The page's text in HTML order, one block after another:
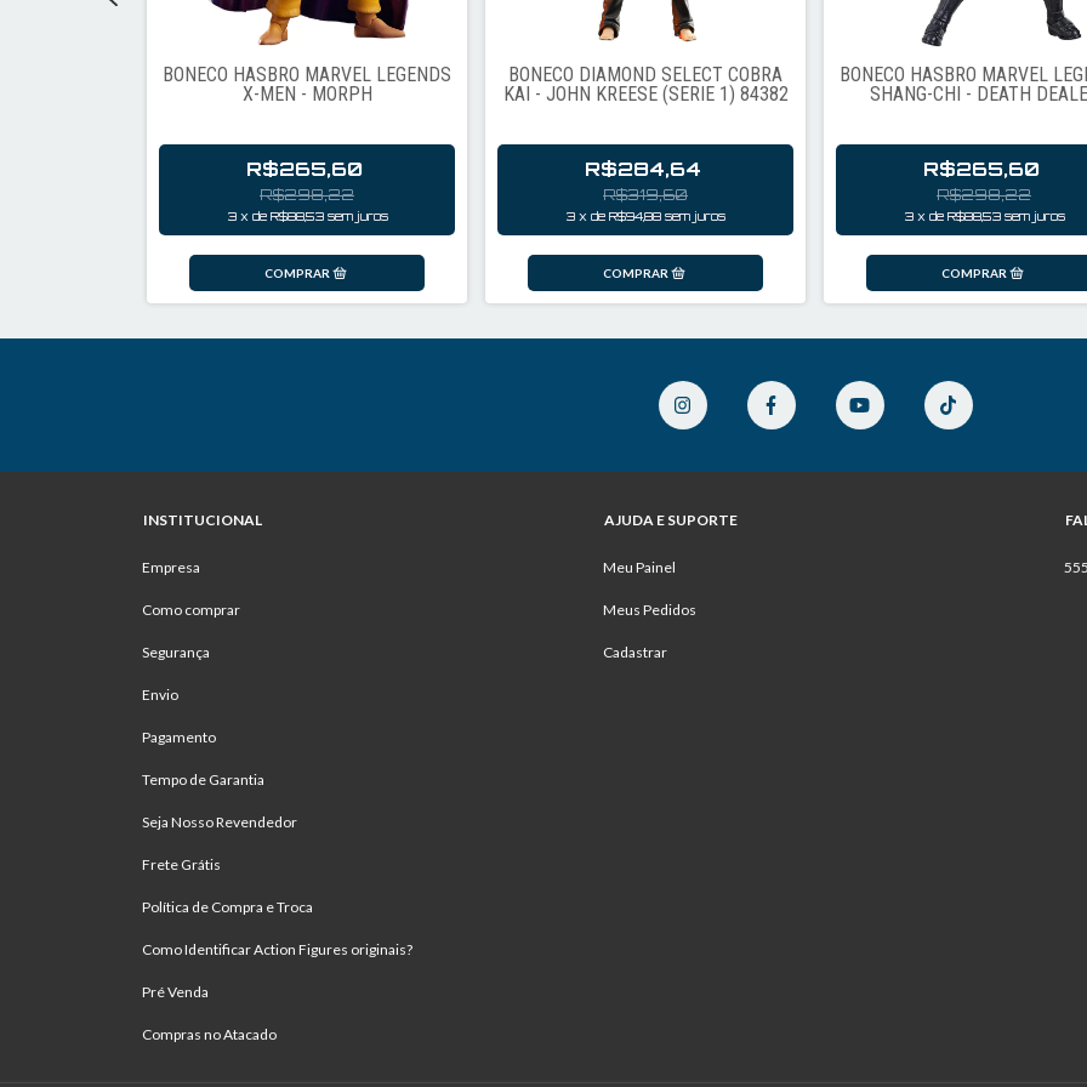
BONECO HASBRO MARVEL LEGENDS
X-MEN - MORPH
R$265,60
R$298,22
3 x de R$88,53 sem juros
BONECO DIAMOND SELECT COBRA
KAI - JOHN KREESE (SERIE 1) 84382
R$284,64
R$319,60
3 x de R$94,88 sem juros
BONECO HASBRO MARVEL
SHANG-CHI - DEATH
R$265,60
R$298,22
3 x de R$88,53 sem juros
INSTITUCIONAL
Empresa
Como comprar
Segurança
Envio
Pagamento
Tempo de Garantia
Seja Nosso Revendedor
Frete Grátis
Política de Compra e Troca
Como Identificar Action Figures originais?
Pré Venda
Compras no Atacado
AJUDA E SUPORTE
Meu Painel
Meus Pedidos
Cadastrar